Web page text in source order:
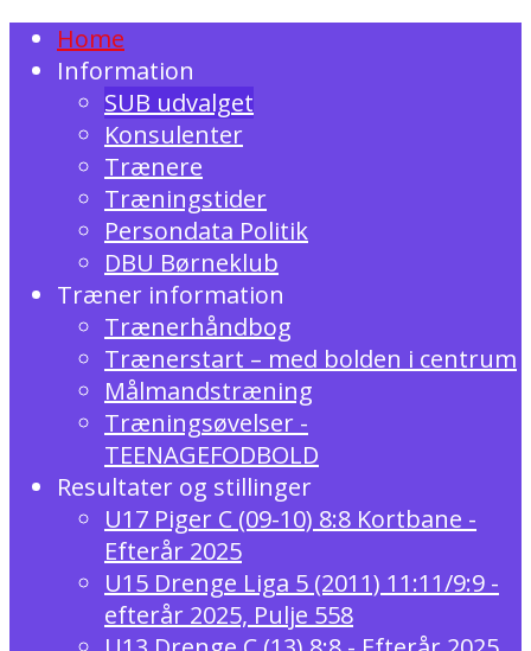
Home
Information
SUB udvalget
Konsulenter
Trænere
Træningstider
Persondata Politik
DBU Børneklub
Træner information
Trænerhåndbog
Trænerstart – med bolden i centrum
Målmandstræning
Træningsøvelser -
TEENAGEFODBOLD
Resultater og stillinger
U17 Piger C (09-10) 8:8 Kortbane -
Efterår 2025
U15 Drenge Liga 5 (2011) 11:11/9:9 -
efterår 2025, Pulje 558